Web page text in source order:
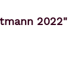
2022"